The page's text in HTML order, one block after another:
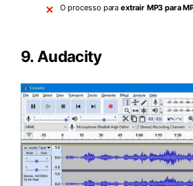
O processo para extrair MP3 para
9.Audacity